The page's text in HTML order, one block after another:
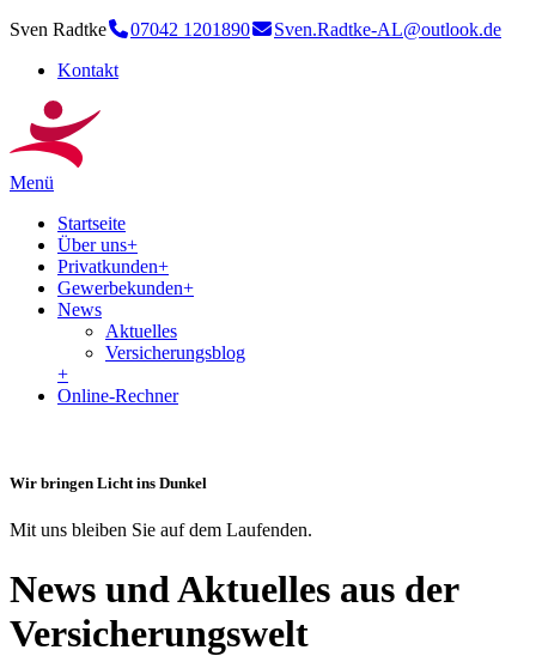
Sven Radtke 07042 1201890
Sven.Radtke-AL@outlook.de
Kontakt
Menü
Startseite
Über uns+
Privatkunden+
Gewerbekunden+
News
Aktuelles
Versicherungsblog
+
Online-Rechner
Wir bringen Licht ins Dunkel
Mit uns bleiben Sie auf dem Laufenden.
News und Aktuelles aus der
Versicherungswelt